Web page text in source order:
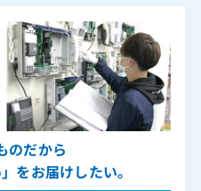
のだから
をお届けしたい。